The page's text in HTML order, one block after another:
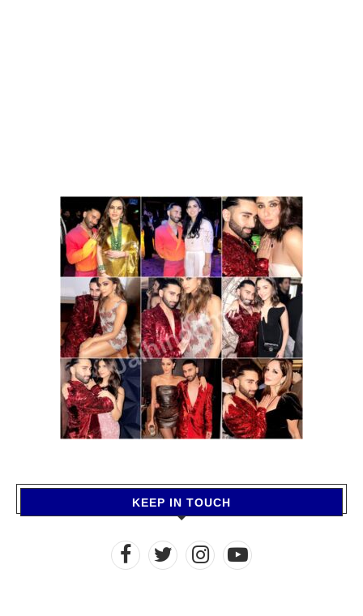
KEEP IN TOUCH